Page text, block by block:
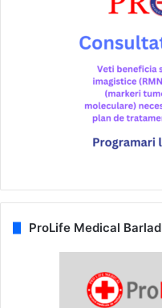
ProLife Medical Barlad